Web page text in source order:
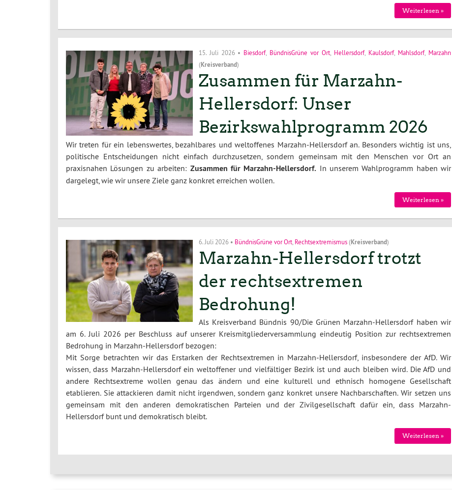
Weiterlesen »
15. Juli 2026• Biesdorf, BündnisGrüne vor Ort Hellersdorf, Kaulsdorf, Mahlsdorf, Marzahn
(Kreisverband)
Zusammen für Marzahn-
Hellersdorf: Unser
Bezirkswahlprogramm 2026
Wir treten für ein lebenswertes, bezahlbares und weltoffenes Marzahn-Hellersdorf an. Besonders wichtig ist uns,
politische Entscheidungen nicht einfach durchzusetzen, sondern gemeinsam mit den Menschen vor Ort an
praxisnahen Lösungen zu arbeiten: Zusammen für Marzahn-Hellersdorf. In unserem Wahlprogramm haben wir
dargelegt, wie wir unsere Ziele ganz konkret erreichen wollen.
Weiterlesen »
6. Juli 2026• BündnisGrüne vor Ort, Rechtsextremismus(Kreisverband)
Marzahn-Hellersdorf trotzt
der rechtsextremen
Bedrohung!
Als Kreisverband Bündnis 90/Die Grünen Marzahn-Hellersdorf haben wir
am 6. Juli 2026 per Beschluss auf unserer Kreismitgliederversammlung eindeutig Position zur rechtsextremen
Bedrohung in Marzahn-Hellersdorf bezogen:
Mit Sorge betrachten wir das Erstarken der Rechtsextremen in Marzahn-Hellersdorf, insbesondere der AfD. Wir
wissen, dass Marzahn-Hellersdorf ein weltoffener und vielfältiger Bezirk ist und auch bleiben wird. Die AfD und
andere Rechtsextreme wollen genau das ändern und eine kulturell und ethnisch homogene Gesellschaft
etablieren. Sie attackieren damit nicht irgendwen, sondern ganz konkret unsere Nachbarschaften. Wir setzen uns
gemeinsam mit den anderen demokratischen Parteien und der Zivilgesellschaft dafür ein, dass Marzahn-
Hellersdorf bunt und demokratisch bleibt.
Weiterlesen »